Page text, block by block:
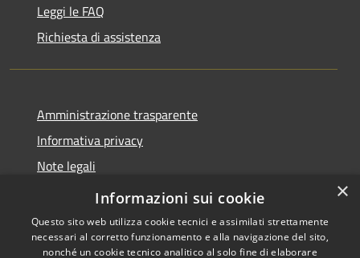
Leggi le FAQ
Richiesta di assistenza
Amministrazione trasparente
Informativa privacy
Note legali
Dichiarazione di accessibilità
×
Informazioni sui cookie
Questo sito web utilizza cookie tecnici e assimilati strettamente
necessari al corretto funzionamento e alla navigazione del sito,
nonché un cookie tecnico analitico al solo fine di elaborare